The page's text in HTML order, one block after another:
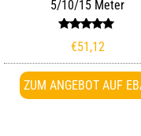
5/10/15 Meter
mit
von 5
€51,12
ZUM ANGEBOT AUF